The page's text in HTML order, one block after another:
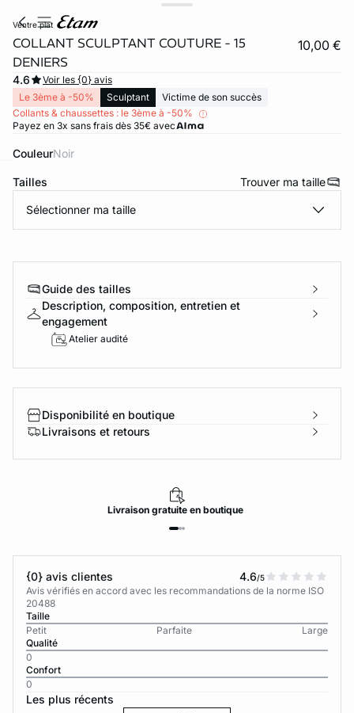
ventre plat
COLLANT SCULPTANT COUTURE - 15
DENIERS
10,00 €
4.6
Voir les {0} avis
Le 3ème à -50%
Sculptant
Victime de son succès
Collants & chaussettes : le 3ème à -50%
Payez en 3x sans frais dès 35€ avec
Couleur noir
Tailles Trouver ma taille
Sélectionner ma taille
Guide des tailles
Description, composition, entretien et
engagement
Atelier audité
Disponibilité en boutique
Livraisons et retours
Livraisongratuiteen boutique
{0} avis clientes 4.6/5
Avis vérifiés en accord avec les recommandations de la norme ISO
20488
Taille
Petit
Parfaite
Large
Qualité
0
Confort
0
Les plus récents